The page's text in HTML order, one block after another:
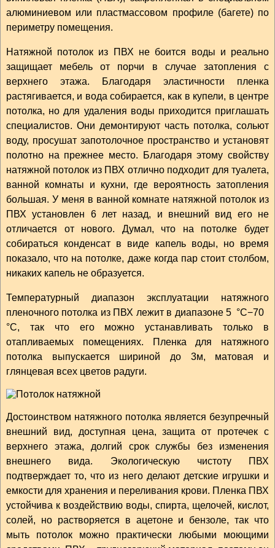
алюминиевом или пластмассовом профиле (багете) по
периметру помещения.
Натяжной потолок из ПВХ не боится воды и реально
защищает мебель от порчи в случае затопления с
верхнего этажа. Благодаря эластичности пленка
растягивается, и вода собирается, как в купели, в центре
потолка, но для удаления воды приходится приглашать
специалистов. Они демонтируют часть потолка, сольют
воду, просушат запотолочное пространство и установят
полотно на прежнее место. Благодаря этому свойству
натяжной потолок из ПВХ отлично подходит для туалета,
ванной комнаты и кухни, где вероятность затопления
большая. У меня в ванной комнате натяжной потолок из
ПВХ установлен 6 лет назад, и внешний вид его не
отличается от нового. Думал, что на потолке будет
собираться конденсат в виде капель воды, но время
показало, что на потолке, даже когда пар стоит столбом,
никаких капель не образуется.
Температурный диапазон эксплуатации натяжного
пленочного потолка из ПВХ лежит в диапазоне 5 °С−70
°С, так что его можно устанавливать только в
отапливаемых помещениях. Пленка для натяжного
потолка выпускается шириной до 3м, матовая и
глянцевая всех цветов радуги.
Достоинством натяжного потолка является безупречный
внешний вид, доступная цена, защита от протечек с
верхнего этажа, долгий срок службы без изменения
внешнего вида. Экологическую чистоту ПВХ
подтверждает то, что из него делают детские игрушки и
емкости для хранения и переливания крови. Пленка ПВХ
устойчива к воздействию воды, спирта, щелочей, кислот,
солей, но растворяется в ацетоне и бензоле, так что
мыть потолок можно практически любыми моющими